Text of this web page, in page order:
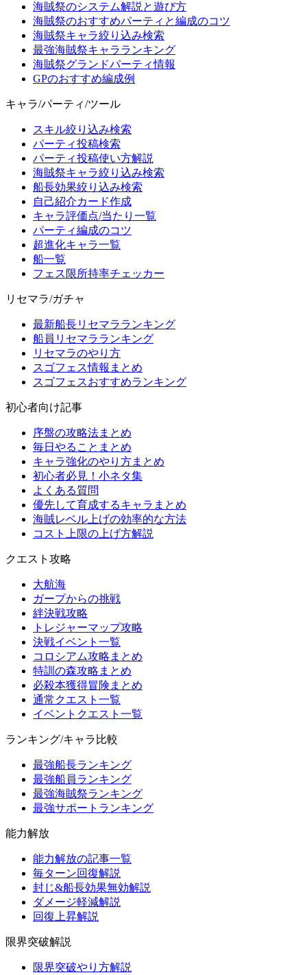
海賊祭のシステム解説と遊び方
海賊祭のおすすめパーティと編成のコツ
海賊祭キャラ絞り込み検索
最強海賊祭キャラランキング
海賊祭グランドパーティ情報
GPのおすすめ編成例
キャラ/パーティ/ツール
スキル絞り込み検索
パーティ投稿検索
パーティ投稿使い方解説
海賊祭キャラ絞り込み検索
船長効果絞り込み検索
自己紹介カード作成
キャラ評価点/当たり一覧
パーティ編成のコツ
超進化キャラ一覧
船一覧
フェス限所持率チェッカー
リセマラ/ガチャ
最新船長リセマラランキング
船員リセマラランキング
リセマラのやり方
スゴフェス情報まとめ
スゴフェスおすすめランキング
初心者向け記事
序盤の攻略法まとめ
毎日やることまとめ
キャラ強化のやり方まとめ
初心者必見！小ネタ集
よくある質問
優先して育成するキャラまとめ
海賊レベル上げの効率的な方法
コスト上限の上げ方解説
クエスト攻略
大航海
ガープからの挑戦
絆決戦攻略
トレジャーマップ攻略
決戦イベント一覧
コロシアム攻略まとめ
特訓の森攻略まとめ
必殺本獲得冒険まとめ
通常クエスト一覧
イベントクエスト一覧
ランキング/キャラ比較
最強船長ランキング
最強船員ランキング
最強海賊祭ランキング
最強サポートランキング
能力解放
能力解放の記事一覧
毎ターン回復解説
封じ&船長効果無効解説
ダメージ軽減解説
回復上昇解説
限界突破解説
限界突破やり方解説